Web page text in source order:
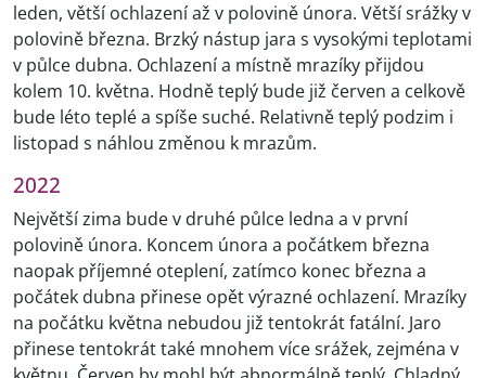
leden, větší ochlazení až v polovině února. Větší srážky v
polovině března. Brzký nástup jara s vysokými teplotami
v půlce dubna. Ochlazení a místně mrazíky přijdou
kolem 10. května. Hodně teplý bude již červen a celkově
bude léto teplé a spíše suché. Relativně teplý podzim i
listopad s náhlou změnou k mrazům.
2022
Největší zima bude v druhé půlce ledna a v první
polovině února. Koncem února a počátkem března
naopak příjemné oteplení, zatímco konec března a
počátek dubna přinese opět výrazné ochlazení. Mrazíky
na počátku května nebudou již tentokrát fatální. Jaro
přinese tentokrát také mnohem více srážek, zejména v